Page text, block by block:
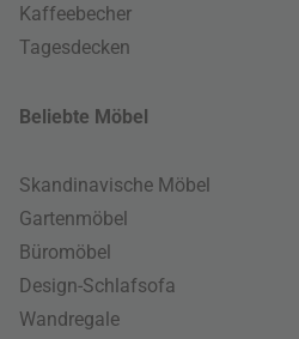
Kaffeebecher
Tagesdecken
Beliebte Möbel
Skandinavische Möbel
Gartenmöbel
Büromöbel
Design-Schlafsofa
Wandregale